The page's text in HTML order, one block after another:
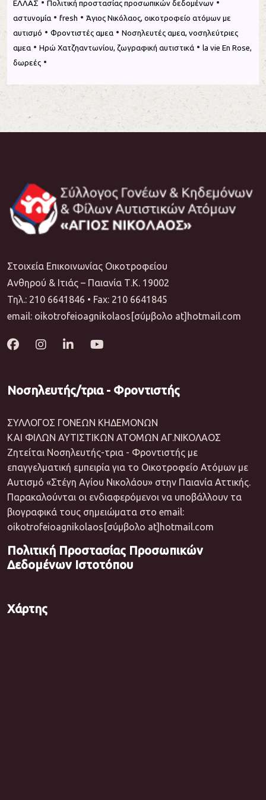
ΕΛΛΑΣ • Πολιτική προστασίας προσωπικών δεδομένων •
αστυνομία • fresh • Άγιος Νικόλαος, οικοτροφείο ατόμων με
αυτισμό • Φροντιστές αμεα • Νοσηλευτές αμεα, νοσηλεύτριες
αμεα • Ηρώ Χατζηαντωνίου, ζωγραφική αυτιστικά • la vie En Rose,
δωρεές •
Στοιχεία Επικοινωνίας Οικοτροφείου
Ανθηρού & Ιτιάς – Παιανία Τ.Κ. 19002
Τηλ.: 210 6641846 • Fax: 210 6641845
email: oikotrofeioagnikolaos[σύμβολο at]hotmail.com
Νοσηλευτής/τρια - Φροντιστής
ΣΥΛΛΟΓΟΣ ΓΟΝΕΩΝ ΚΗΔΕΜΟΝΩΝ
ΚΑΙ ΦΙΛΩΝ ΑΥΤΙΣΤΙΚΩΝ ΑΤΟΜΩΝ ΑΓ.ΝΙΚΟΛΑΟΣ
Ζητείται Νοσηλευτής-τρια - Φροντιστής με
επαγγελματική εμπειρία για το Οικοτροφείο Ατόμων με
Αυτισμό «Στέγη Αγίου Νικολάου» στην Παιανία Αττικής.
Παρακαλούνται οι ενδιαφερόμενοι να υποβάλλουν τα
βιογραφικά τους σημειώματα στο email:
oikotrofeioagnikolaos[σύμβολο at]hotmail.com
Πολιτική Προστασίας Προσωπικών
Δεδομένων Ιστοτόπου
Χάρτης